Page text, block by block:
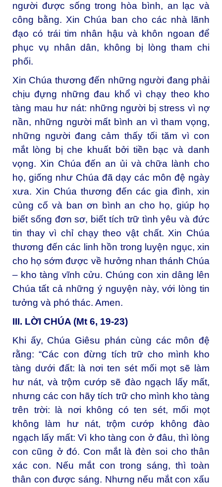
người được sống trong hòa bình, an lạc và
công bằng. Xin Chúa ban cho các nhà lãnh
đạo có trái tim nhân hậu và khôn ngoan để
phục vụ nhân dân, không bị lòng tham chi
phối.
Xin Chúa thương đến những người đang phải
chịu đựng những đau khổ vì chạy theo kho
tàng mau hư nát: những người bị stress vì nợ
nần, những người mất bình an vì tham vọng,
những người đang cảm thấy tối tăm vì con
mắt lòng bị che khuất bởi tiền bạc và danh
vọng. Xin Chúa đến an ủi và chữa lành cho
họ, giống như Chúa đã dạy các môn đệ ngày
xưa. Xin Chúa thương đến các gia đình, xin
củng cố và ban ơn bình an cho họ, giúp họ
biết sống đơn sơ, biết tích trữ tình yêu và đức
tin thay vì chỉ chạy theo vật chất. Xin Chúa
thương đến các linh hồn trong luyện ngục, xin
cho họ sớm được về hưởng nhan thánh Chúa
– kho tàng vĩnh cửu. Chúng con xin dâng lên
Chúa tất cả những ý nguyện này, với lòng tin
tưởng và phó thác. Amen.
III. LỜI CHÚA (Mt 6, 19-23)
Khi ấy, Chúa Giêsu phán cùng các môn đệ
rằng: “Các con đừng tích trữ cho mình kho
tàng dưới đất: là nơi ten sét mối mọt sẽ làm
hư nát, và trộm cướp sẽ đào ngạch lấy mất,
nhưng các con hãy tích trữ cho mình kho tàng
trên trời: là nơi không có ten sét, mối mọt
không làm hư nát, trộm cướp không đào
ngạch lấy mất: Vì kho tàng con ở đâu, thì lòng
con cũng ở đó. Con mắt là đèn soi cho thân
xác con. Nếu mắt con trong sáng, thì toàn
thân con được sáng. Nhưng nếu mắt con xấu